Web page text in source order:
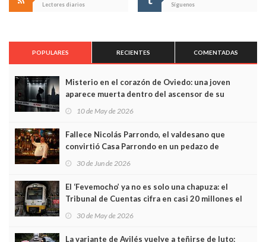
Lectores diarios
Síguenos
POPULARES RECIENTES COMENTADAS
Misterio en el corazón de Oviedo: una joven
aparece muerta dentro del ascensor de su
edificio y las cámaras captan sus últimos minutos
10 de May de 2026
Fallece Nicolás Parrondo, el valdesano que
convirtió Casa Parrondo en un pedazo de
Asturias en Madrid
30 de Jun de 2026
El ‘Fevemocho’ ya no es solo una chapuza: el
Tribunal de Cuentas cifra en casi 20 millones el
sobrecoste de los trenes que no cabían por los
30 de May de 2026
La variante de Avilés vuelve a teñirse de luto: